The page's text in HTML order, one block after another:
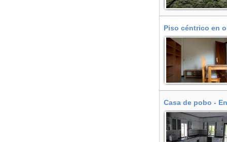
Piso céntrico en
Casa de pobo -